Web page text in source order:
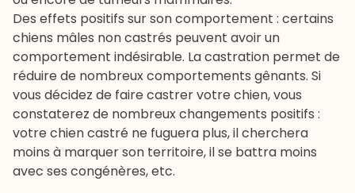
Des effets positifs sur son comportement : certains
chiens mâles non castrés peuvent avoir un
comportement indésirable. La castration permet de
réduire de nombreux comportements gênants. Si
vous décidez de faire castrer votre chien, vous
constaterez de nombreux changements positifs :
votre chien castré ne fuguera plus, il cherchera
moins à marquer son territoire, il se battra moins
avec ses congénères, etc.